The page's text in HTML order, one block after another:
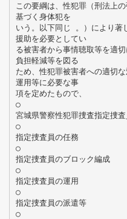
この要綱は、性犯罪（刑法上
基づく身体犯を
いう。以下同じ 。）により著
援助を必要としてい
る被害者から事情聴取等を適
負担軽減等を図る
ため、性犯罪被害者への適切
運用等に必要な事
項を定めたもので、
○
宮城県警察性犯罪捜査指定捜
○
指定捜査員の任務
○
指定捜査員のブロック編成
○
指定捜査員の運用
○
指定捜査員の派遣等
○